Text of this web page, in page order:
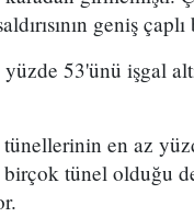
geniş
53'ünü işgal
en az
tünel olduğu